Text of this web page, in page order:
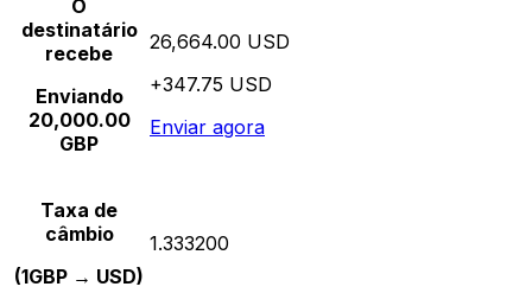
O
destinatário
recebe
Enviando
20,000.00
GBP
26,664.00 USD
+347.75 USD
Enviar agora
Taxa de
câmbio
(1GBP → USD)
1.333200